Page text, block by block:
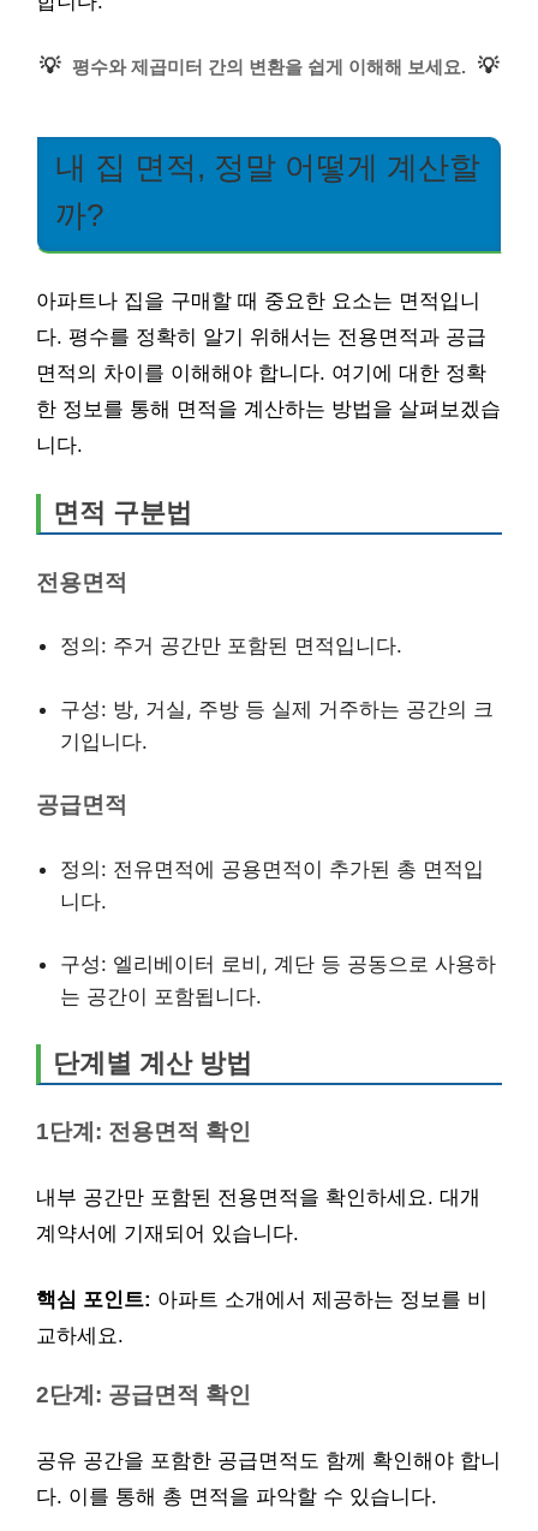
💡 평수와 제곱미터 간의 변환을 쉽게 이해해 보세요. 💡
내 집 면적, 정말 어떻게 계산할
까?
아파트나 집을 구매할 때 중요한 요소는 면적입니
다. 평수를 정확히 알기 위해서는 전용면적과 공급
면적의 차이를 이해해야 합니다. 여기에 대한 정확
한 정보를 통해 면적을 계산하는 방법을 살펴보겠습
니다.
면적 구분법
전용면적
정의: 주거 공간만 포함된 면적입니다.
구성: 방, 거실, 주방 등 실제 거주하는 공간의 크
기입니다.
공급면적
정의: 전유면적에 공용면적이 추가된 총 면적입
니다.
구성: 엘리베이터 로비, 계단 등 공동으로 사용하
는 공간이 포함됩니다.
단계별 계산 방법
1단계: 전용면적 확인
내부 공간만 포함된 전용면적을 확인하세요. 대개
계약서에 기재되어 있습니다.
핵심 포인트: 아파트 소개에서 제공하는 정보를 비
교하세요.
2단계: 공급면적 확인
공유 공간을 포함한 공급면적도 함께 확인해야 합니
다. 이를 통해 총 면적을 파악할 수 있습니다.